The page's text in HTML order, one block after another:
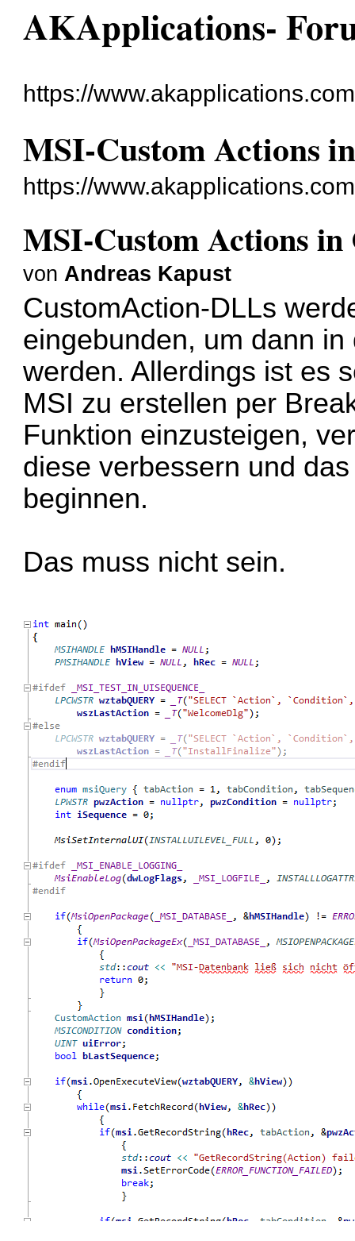
AKApplications-
https://
MSI-Custom Actions
https://
MSI-Custom Actions in
von Andreas Kapust
CustomAction-DLLs
eingebunden, um dann
werden. Allerdings ist es
MSI zu erstellen per
Funktion einzusteigen,
diese verbessern und
beginnen.
Das muss nicht sein.